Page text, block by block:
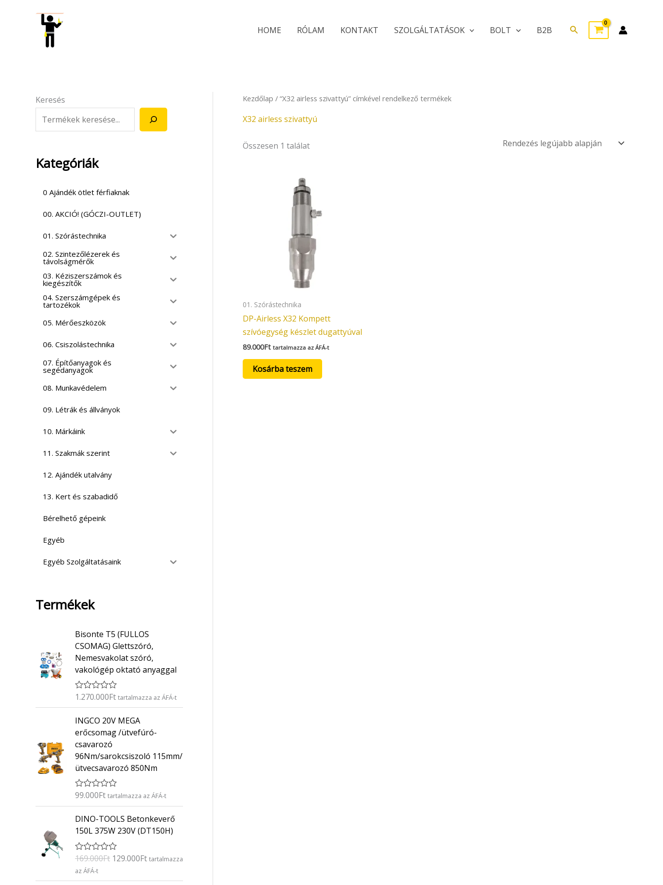
HOME RÓLAM KONTAKT SZOLGÁLTATÁSOK BOLT B2B Search
Keresés
Kategóriák
0 Ajándék ötlet férfiaknak
00. AKCIÓ! (GÓCZI-OUTLET)
01. Szórástechnika
02. Szintezőlézerek és
távolságmérők
03. Kéziszerszámok és
kiegészítők
04. Szerszámgépek és
tartozékok
05. Mérőeszközök
06. Csiszolástechnika
07. Építőanyagok és
segédanyagok
08. Munkavédelem
09. Létrák és állványok
10. Márkáink
11. Szakmák szerint
12. Ajándék utalvány
13. Kert és szabadidő
Bérelhető gépeink
Egyéb
Egyéb Szolgáltatásaink
Termékek
Bisonte T5 (FULLOS
CSOMAG) Glettszóró,
Nemesvakolat szóró,
vakológép oktató anyaggal
É
é
e
l
é
s
:
/
5
1.270.000Ft tartalmazza az ÁFÁ-t
INGCO 20V MEGA
erőcsomag /ütvefúró-
csavarozó
96Nm/sarokcsiszoló 115mm/
ütvecsavarozó 850Nm
É
é
k
e
é
s
0
/
99.000Ft tartalmazza az ÁFÁ-t
DINO-TOOLS Betonkeverő
150L 375W 230V (DT150H)
É
t
é
169.000Ft
O
r
g
129.000Ft
C
u
etartalmazza
az ÁFÁ-t
Kezdőlap / “X32 airless szivattyú” címkével rendelkező termékek
X32 airless szivattyú
Összesen 1 találat
01. Szórástechnika
DP-Airless X32 Kompett
szívóegység készlet dugattyúval
89.000Ft tartalmazza az ÁFÁ-t
Kosárba teszem